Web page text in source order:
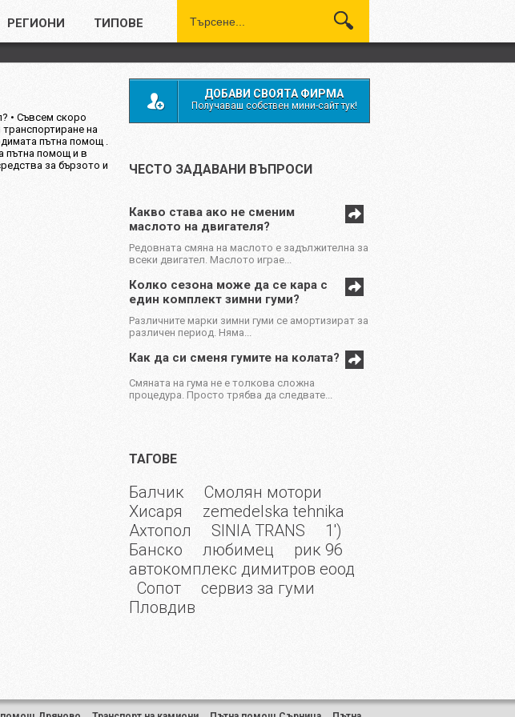
РЕГИОНИ ТИПОВЕ
• Съвсем скоро
на
пътна помощ .
пътна помощ и в
за бързото и
ДОБАВИ СВОЯТА ФИРМА
Получаваш собствен мини-сайт тук!
ЧЕСТО ЗАДАВАНИ ВЪПРОСИ
Какво става ако не сменим
маслото на двигателя?
Редовната смяна на маслото е задължителна за
всеки двигател. Маслото играе...
Колко сезона може да се кара с
един комплект зимни гуми?
Различните марки зимни гуми се амортизират за
различен период. Няма...
Как да си сменя гумите на колата?
Смяната на гума не е толкова сложна
процедура. Просто трябва да следвате...
ТАГОВЕ
Балчик
Смолян мотори
Хисаря
zemedelska tehnika
Ахтопол
SINIA TRANS
1')
Банско
любимец
рик 96
автокомплекс димитров еоод
Сопот
сервиз за гуми
Пловдив